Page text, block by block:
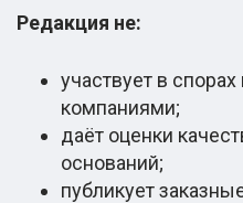
Редакция не:
участвует в
компаниями;
даёт оценки
оснований;
публикует